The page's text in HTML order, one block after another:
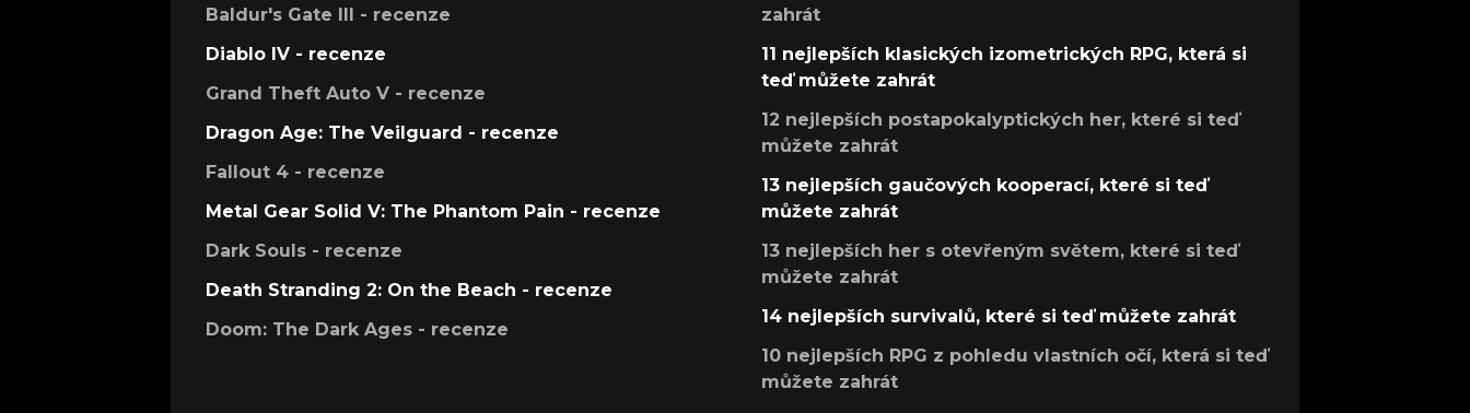
Baldur's Gate III - recenze
Diablo IV - recenze
Grand Theft Auto V - recenze
Dragon Age: The Veilguard - recenze
Fallout 4 - recenze
Metal Gear Solid V: The Phantom Pain - recenze
Dark Souls - recenze
Death Stranding 2: On the Beach - recenze
Doom: The Dark Ages - recenze
zahrát
11 nejlepších klasických izometrických RPG, která si
teď můžete zahrát
12 nejlepších postapokalyptických her, které si teď
můžete zahrát
13 nejlepších gaučových kooperací, které si teď
můžete zahrát
13 nejlepších her s otevřeným světem, které si teď
můžete zahrát
14 nejlepších survivalů, které si teď můžete zahrát
10 nejlepších RPG z pohledu vlastních očí, která si teď
můžete zahrát